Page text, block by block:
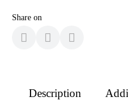
Share on
Description